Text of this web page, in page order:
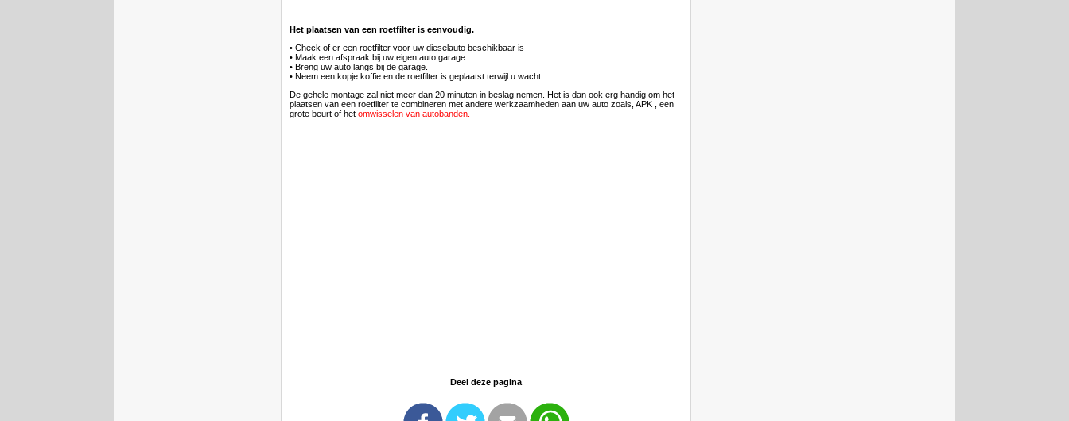
Het plaatsen van een roetfilter is eenvoudig.
• Check of er een roetfilter voor uw dieselauto beschikbaar is
• Maak een afspraak bij uw eigen auto garage.
• Breng uw auto langs bij de garage.
• Neem een kopje koffie en de roetfilter is geplaatst terwijl u wacht.
De gehele montage zal niet meer dan 20 minuten in beslag nemen. Het is dan ook erg handig om het
plaatsen van een roetfilter te combineren met andere werkzaamheden aan uw auto zoals, APK , een
grote beurt of het omwisselen van autobanden.
Deel deze pagina